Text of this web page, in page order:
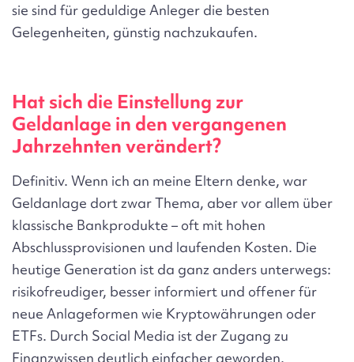
sie sind für geduldige Anleger die besten
Gelegenheiten, günstig nachzukaufen.
Hat sich die Einstellung zur
Geldanlage in den vergangenen
Jahrzehnten verändert?
Definitiv. Wenn ich an meine Eltern denke, war
Geldanlage dort zwar Thema, aber vor allem über
klassische Bankprodukte – oft mit hohen
Abschlussprovisionen und laufenden Kosten. Die
heutige Generation ist da ganz anders unterwegs:
risikofreudiger, besser informiert und offener für
neue Anlageformen wie Kryptowährungen oder
ETFs. Durch Social Media ist der Zugang zu
Finanzwissen deutlich einfacher geworden.